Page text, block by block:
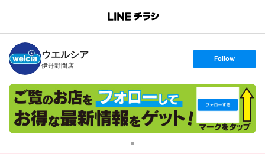
B
n
c
h
T
ウエルシア
伊丹野間店
s
t
o
l
o
w
Follow